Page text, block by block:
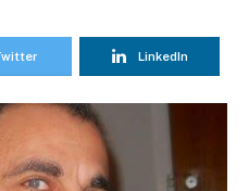
LinkedIn